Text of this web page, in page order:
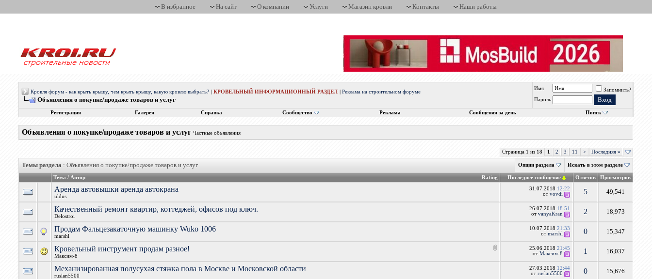
В избранное На сайт О компании Услуги Магазин кровли Контакты Наши работы
Кровля форум - как крыть крышу, чем крыть крышу, какую кровлю выбрать? |КРОВЕЛЬНЫЙ ИНФОРМАЦИОННЫЙ РАЗДЕЛ |Реклама на строительном форуме
Объявления о покупке/продаже товаров и услуг
Имя
Запомнить?
Пароль
Регистрация Галерея Справка Сообщество Реклама Сообщения за день Поиск
Объявления о покупке/продаже товаров и услуг Частные объявления
Страница 1 из 18 1 2 3 11 > Последняя»
Темы раздела : Объявления о покупке/продаже товаров и услуг Опции раздела Искать в этом разделе
Rating
Тема / Автор Последнее сообщение Ответов Просмотров
Аренда автовышки аренда автокрана
uldus
31.07.2018 12:22
отvovdi 5 49,541
Качественный ремонт квартир, коттеджей, офисов под ключ.
Delostroi
26.07.2018 18:51
отvanyaKran 2 18,973
Продам Фальцезакаточную машинку Wuko 1006
marshl
10.07.201821:33
отmarshl 0 15,347
Кровельный инструмент продам разное!
Максим-8
25.06.201821:45
отМаксим-8 1 16,037
Механизированная полусухая стяжка пола в Москве и Московской области
ruslan5500
27.03.2018 12:44
отruslan5500 0 15,676